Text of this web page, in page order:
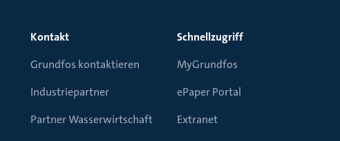
Kontakt
Grundfos kontaktieren
Industriepartner
Partner Wasserwirtschaft
Schnellzugriff
MyGrundfos
ePaper Portal
Extranet